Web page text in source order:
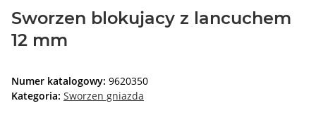
Sworzen blokujacy z lancuchem
12 mm
Numer katalogowy: 9620350
Kategoria: Sworzen gniazda